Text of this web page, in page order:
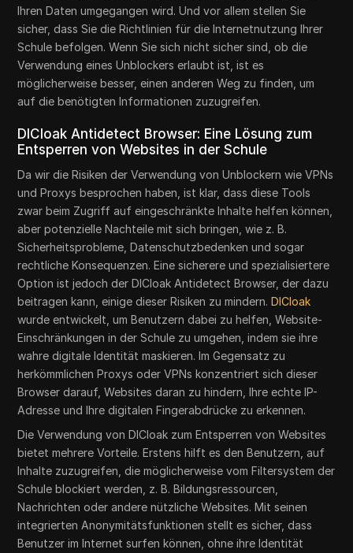
Ihren Daten umgegangen wird. Und vor allem stellen Sie
sicher, dass Sie die Richtlinien für die Internetnutzung Ihrer
Schule befolgen. Wenn Sie sich nicht sicher sind, ob die
Verwendung eines Unblockers erlaubt ist, ist es
möglicherweise besser, einen anderen Weg zu finden, um
auf die benötigten Informationen zuzugreifen.
DICloak Antidetect Browser: Eine Lösung zum
Entsperren von Websites in der Schule
Da wir die Risiken der Verwendung von Unblockern wie VPNs
und Proxys besprochen haben, ist klar, dass diese Tools
zwar beim Zugriff auf eingeschränkte Inhalte helfen können,
aber potenzielle Nachteile mit sich bringen, wie z. B.
Sicherheitsprobleme, Datenschutzbedenken und sogar
rechtliche Konsequenzen. Eine sicherere und spezialisiertere
Option ist jedoch der DICloak Antidetect Browser, der dazu
beitragen kann, einige dieser Risiken zu mindern.DICloak
wurde entwickelt, um Benutzern dabei zu helfen, Website-
Einschränkungen in der Schule zu umgehen, indem sie ihre
wahre digitale Identität maskieren. Im Gegensatz zu
herkömmlichen Proxys oder VPNs konzentriert sich dieser
Browser darauf, Websites daran zu hindern, Ihre echte IP-
Adresse und Ihre digitalen Fingerabdrücke zu erkennen.
Die Verwendung von DICloak zum Entsperren von Websites
bietet mehrere Vorteile. Erstens hilft es den Benutzern, auf
Inhalte zuzugreifen, die möglicherweise vom Filtersystem der
Schule blockiert werden, z. B. Bildungsressourcen,
Nachrichten oder andere nützliche Websites. Mit seinen
integrierten Anonymitätsfunktionen stellt es sicher, dass
Benutzer im Internet surfen können, ohne ihre Identität